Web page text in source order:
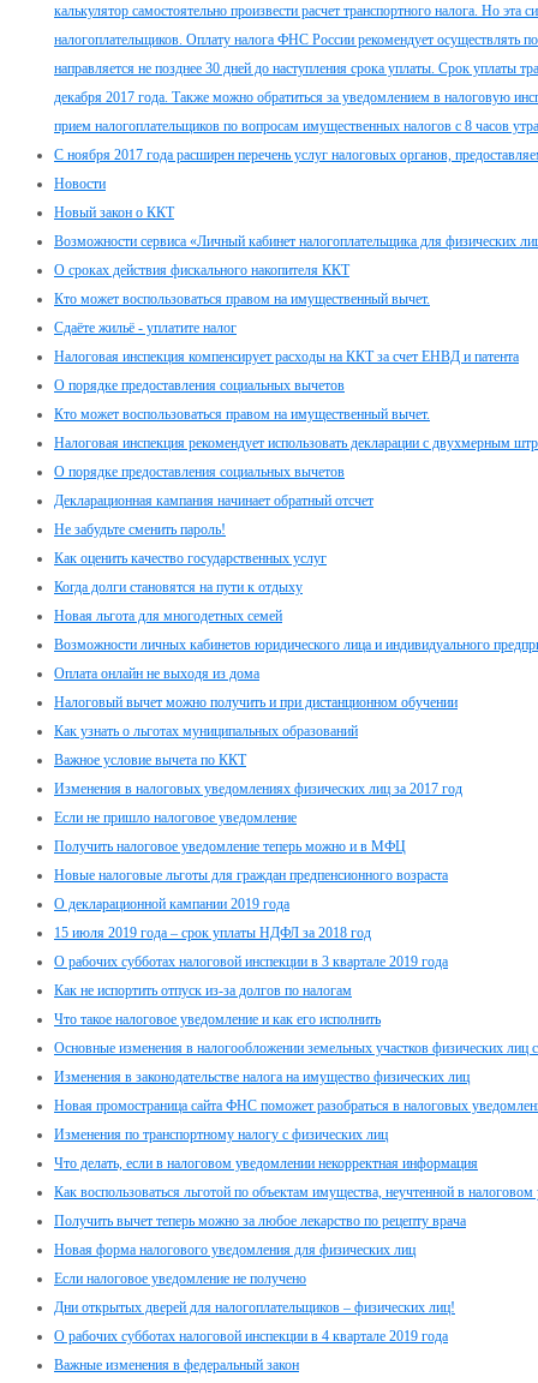
калькулятор самостоятельно произвести расчет транспортного налога. Но эта
налогоплательщиков. Оплату налога ФНС России рекомендует осуществлять
направляется не позднее 30 дней до наступления срока уплаты. Срок уплаты
декабря 2017 года. Также можно обратиться за уведомлением в налоговую
прием налогоплательщиков по вопросам имущественных налогов с 8 часов
С ноября 2017 года расширен перечень услуг налоговых органов,
Новости
Новый закон о ККТ
Возможности сервиса «Личный кабинет налогоплательщика для физических
О сроках действия фискального накопителя ККТ
Кто может воспользоваться правом на имущественный вычет.
Сдаёте жильё - уплатите налог
Налоговая инспекция компенсирует расходы на ККТ за счет ЕНВД и патента
О порядке предоставления социальных вычетов
Кто может воспользоваться правом на имущественный вычет.
Налоговая инспекция рекомендует использовать декларации с двухмерным
О порядке предоставления социальных вычетов
Декларационная кампания начинает обратный отсчет
Не забудьте сменить пароль!
Как оценить качество государственных услуг
Когда долги становятся на пути к отдыху
Новая льгота для многодетных семей
Возможности личных кабинетов юридического лица и индивидуального
Оплата онлайн не выходя из дома
Налоговый вычет можно получить и при дистанционном обучении
Как узнать о льготах муниципальных образований
Важное условие вычета по ККТ
Изменения в налоговых уведомлениях физических лиц за 2017 год
Если не пришло налоговое уведомление
Получить налоговое уведомление теперь можно и в МФЦ
Новые налоговые льготы для граждан предпенсионного возраста
О декларационной кампании 2019 года
15 июля 2019 года – срок уплаты НДФЛ за 2018 год
О рабочих субботах налоговой инспекции в 3 квартале 2019 года
Как не испортить отпуск из-за долгов по налогам
Что такое налоговое уведомление и как его исполнить
Основные изменения в налогообложении земельных участков физических лиц
Изменения в законодательстве налога на имущество физических лиц
Новая промостраница сайта ФНС поможет разобраться в налоговых
Изменения по транспортному налогу с физических лиц
Что делать, если в налоговом уведомлении некорректная информация
Как воспользоваться льготой по объектам имущества, неучтенной в
Получить вычет теперь можно за любое лекарство по рецепту врача
Новая форма налогового уведомления для физических лиц
Если налоговое уведомление не получено
Дни открытых дверей для налогоплательщиков – физических лиц!
О рабочих субботах налоговой инспекции в 4 квартале 2019 года
Важные изменения в федеральный закон